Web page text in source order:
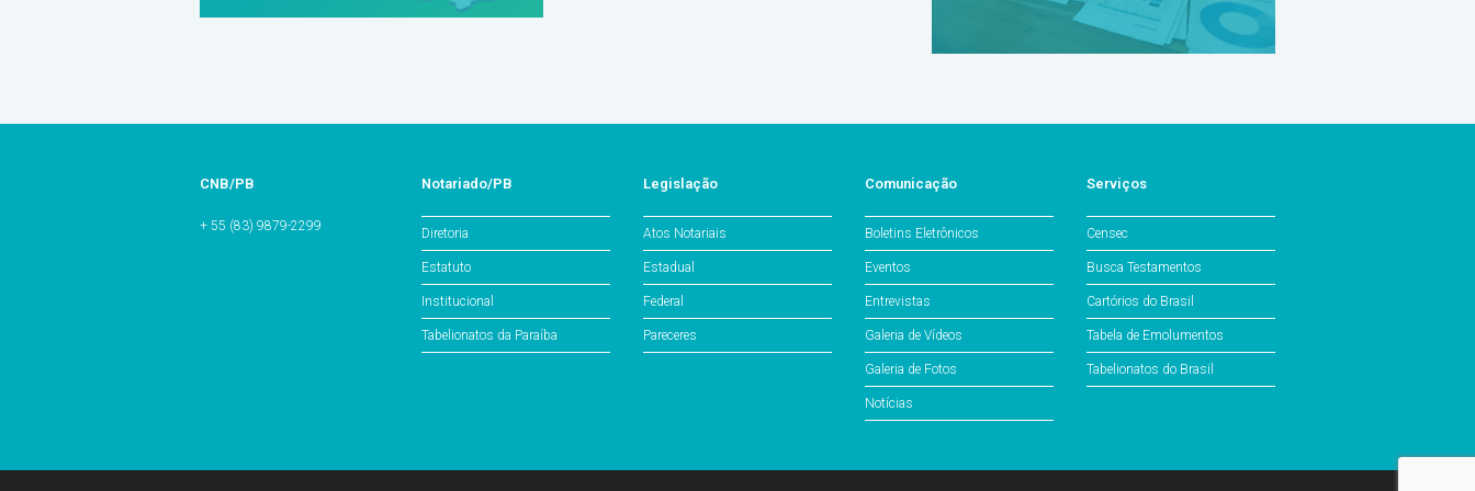
CNB/PB
+ 55 (83) 9879-2299
Notariado/PB
Diretoria
Estatuto
Institucional
Tabelionatos da Paraíba
Legislação
Atos Notariais
Estadual
Federal
Pareceres
Comunicação
Boletins Eletrônicos
Eventos
Entrevistas
Galeria de Vídeos
Galeria de Fotos
Notícias
Serviços
Censec
Busca Testamentos
Cartórios do Brasil
Tabela de Emolumentos
Tabelionatos do Brasil